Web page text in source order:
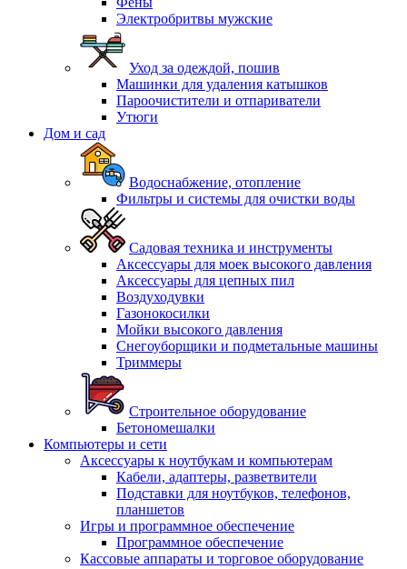
Электробритвы мужские
Уход за одеждой, пошив
Машинки для удаления катышков
Пароочистители и отпариватели
Утюги
Дом и сад
Водоснабжение, отопление
Фильтры и системы для очистки воды
Садовая техника и инструменты
Аксессуары для моек высокого давления
Аксессуары для цепных пил
Воздуходувки
Газонокосилки
Мойки высокого давления
Снегоуборщики и подметальные машины
Триммеры
Строительное оборудование
Бетономешалки
Компьютеры и сети
Аксессуары к ноутбукам и компьютерам
Кабели, адаптеры, разветвители
Подставки для ноутбуков, телефонов,
планшетов
Игры и программное обеспечение
Программное обеспечение
Кассовые аппараты и торговое оборудование